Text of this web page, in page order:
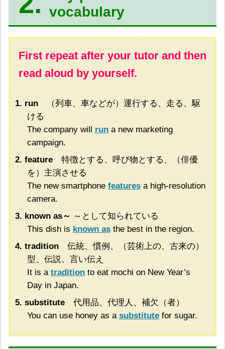
vocabulary
First repeat after your tutor and then
read aloud by yourself.
1. run （列車、車などが）運行する、走る、駆
ける
The company will runa new marketing
campaign.
2. feature 特徴とする、呼び物とする、（俳優
を）主演させる
The new smartphone featuresa high-resolution
camera.
3. known as～ ～として知られている
This dish is known asthe best in the region.
4. tradition 伝統、慣例、（芸術上の、古来の）
型、伝説、言い伝え
It is a traditionto eat mochi on New Year’s
Day in Japan.
5. substitute 代用品、代理人、補欠（者）
You can use honey as a substitutefor sugar.